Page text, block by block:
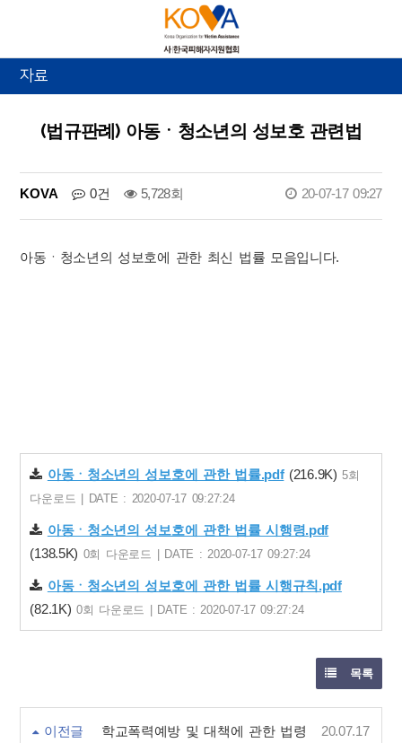
자료
(법규판례) 아동ㆍ청소년의 성보호 관련법
KOVA 0건 5,728회 20-07-17 09:27
아동ㆍ청소년의 성보호에 관한 최신 법률 모음입니다.
아동ㆍ청소년의 성보호에 관한 법률.pdf(216.9K)5회
다운로드 | DATE : 2020-07-17 09:27:24
아동ㆍ청소년의 성보호에 관한 법률 시행령.pdf
(138.5K) 0회 다운로드 | DATE : 2020-07-17 09:27:24
아동ㆍ청소년의 성보호에 관한 법률 시행규칙.pdf
(82.1K)0회 다운로드 | DATE : 2020-07-17 09:27:24
목록
이전글 학교폭력예방 및 대책에 관한 법령 20.07.17